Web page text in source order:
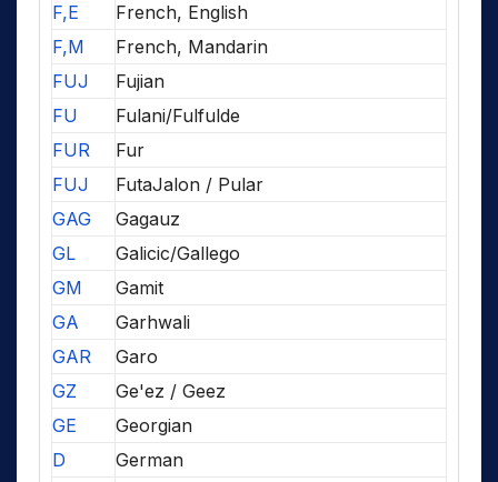
F,E
French, English
F,M
French, Mandarin
FUJ
Fujian
FU
Fulani/Fulfulde
FUR
Fur
FUJ
FutaJalon / Pular
GAG
Gagauz
GL
Galicic/Gallego
GM
Gamit
GA
Garhwali
GAR
Garo
GZ
Ge'ez / Geez
GE
Georgian
D
German